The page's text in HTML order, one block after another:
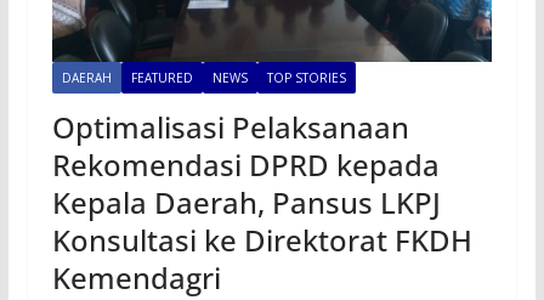
DAERAH FEATURED NEWS TOP STORIES
Optimalisasi Pelaksanaan
Rekomendasi DPRD kepada
Kepala Daerah, Pansus LKPJ
Konsultasi ke Direktorat FKDH
Kemendagri